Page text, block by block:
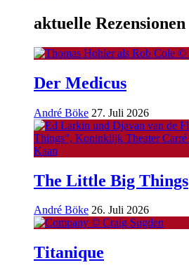
aktuelle Rezensionen
Der Medicus
André Böke 27. Juli 2026
The Little Big Things
André Böke 26. Juli 2026
Titanique